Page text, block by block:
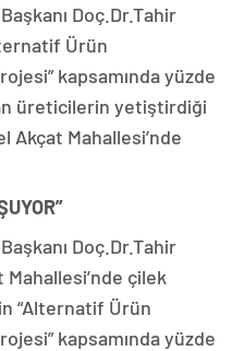
Doç.Dr.Tahir
Ürün
kapsamında yüzde
üreticilerin yetiştirdiği
Akçat Mahallesi’nde
Doç.Dr.Tahir
çilek
“Alternatif Ürün
kapsamında yüzde